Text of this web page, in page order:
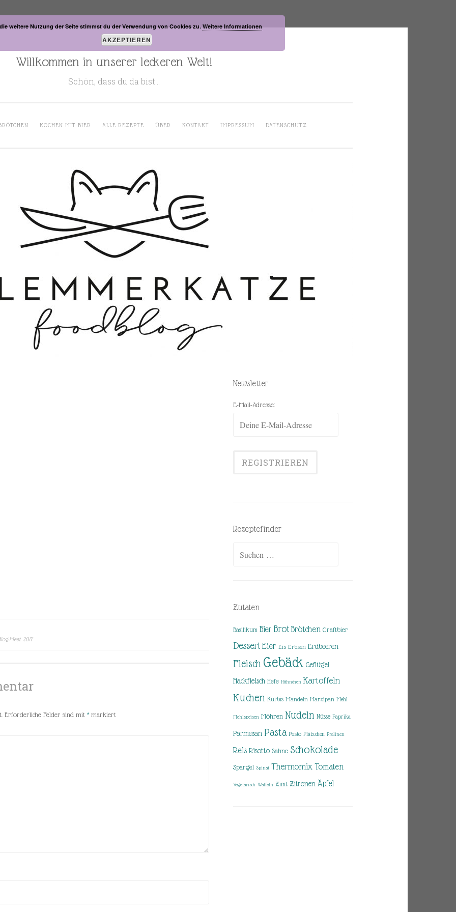
Willkommen in unserer leckeren Welt!
Schön, dass du da bist…
KOCHEN MIT BIER ALLE REZEPTE ÜBER KONTAKT IMPRESSUM DATENSCHUTZ
2017
Erforderliche Felder sind mit *markiert
Newsletter
E-Mail-Adresse:
Rezeptefinder
Zutaten
Basilikum Bier Brot Brötchen Craftbier
Dessert Eier Eis Erbsen Erdbeeren
Fleisch Gebäck Geflügel
Hackfleisch Hefe Hähnchen Kartoffeln
Kuchen Kürbis Mandeln Marzipan Mehl
Mehlspeisen Möhren Nudeln Nüsse Paprika
Parmesan Pasta Pesto Plätzchen Pralinen
Reis Risotto Sahne Schokolade
Spargel Spinat Thermomix Tomaten
Vegetarisch Waffeln Zimt Zitronen Äpfel
weitere Nutzung der Seite stimmst du der Verwendung von Cookies zu. Weitere Informationen
AKZEPTIEREN